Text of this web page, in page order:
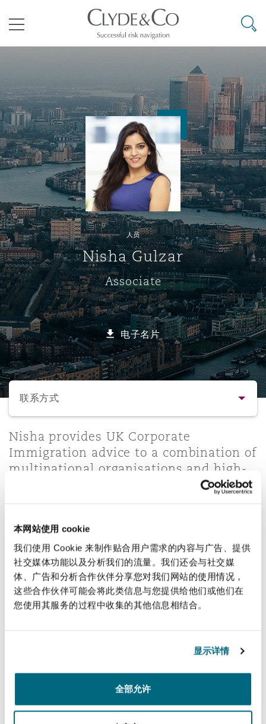
本网站使用 cookie
我们使用 Cookie 来制作贴合用户需求的内容与广告、提供
社交媒体功能以及分析我们的流量。我们还会与社交媒
体、广告和分析合作伙伴分享您对我们网站的使用情况，
这些合作伙伴可能会将此类信息与您提供给他们或他们在
您使用其服务的过程中收集的其他信息相结合。
显示详情
全部允许
空 Business Jets
Carrier Liability
Commerical Dispute
Debt Recovery
Emergency Response & Crisis
Management
Finance & Leasing
Insurance Coverage
Non-Contentious
Regulatory
Satellite & Space
业与咨询
商业
公司
企业、商业与合规保险
数据保护与隐私权
劳动、养老金和移民n
金融
技术、外包与数据
议解决
Commercial Arbitration
Commercial Disputes
Commercial Litigation
源、海洋与贸易
Energy & Natural Resources
Marine
Trade & Commodities
险和再保险
Bermuda Form
Casualty
Corporate, Commercial &
Insurance
Cyber Risk
Employers' & Public Liability
Employment Practices
Financial Institutions,
Officers
Insurance Coverage
Product Liability & Recall
目和建筑工程
Construction Disputes
环境保护法
基础设施
PPP/PFI
Public Procurement
房地产
管法规与调查
Anti-Bribery & Corruption
Compliance
External Investigations
Financial Services
Fraud & White-Collar Crime
Internal Investigations
Safety, Security, Health &
候变化
Code
& Co Newton - 解锁智能索赔新模式
议融资
Eco Audit
罗
普敦
累斯萨拉姆
翰内斯堡
罗比 – 联营办公室
谷
京
里斯班
庆
港
隆坡 – 联营办公室
尔本
德里 – 联营办公室
海
加坡
拉加斯
西哥城
约热内卢
地亚哥 – 联营办公室
保罗
布扎比
罗
哈
拜
达
雅得
特兰大
士顿
尔加里
加哥
拉斯
佛
萨斯城
斯维加斯
阿密
特利尔
伯丁
尔法斯特
明翰
里斯托尔
里
柏林（圣史蒂芬绿地大厦）
塞尔多夫
尔福德
堡
目录
其礼律所事务所
搜寻
人员
Nisha Gulzar
Associate
电子名片
选择所需部分
联系方式
联系方式
简介与经验
法律解析
Nisha provides UK Corporate
Immigration advice to a combination of
multinational organisations and high-
net-worth individual clients. Nisha has
Indefinite Leave to Remain, Citizenship
and EEA applications.
直线
+ 44 (0) 207 876 6345
伦敦，圣伯托尔夫大厦
+44 (0) 20 7876 5000